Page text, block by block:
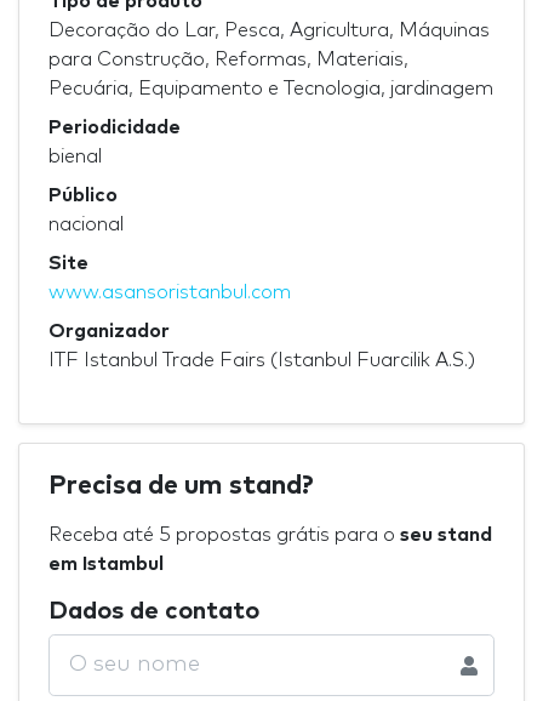
Decoração do Lar, Pesca, Agricultura, Máquinas
para Construção, Reformas, Materiais,
Pecuária, Equipamento e Tecnologia, jardinagem
Periodicidade
bienal
Público
nacional
Site
www.asansoristanbul.com
Organizador
ITF Istanbul Trade Fairs (Istanbul Fuarcilik A.S.)
Precisa de um stand?
Receba até 5 propostas grátis para o seu stand
em Istambul
Dados de contato